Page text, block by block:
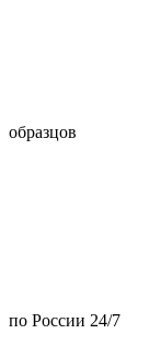
образцов
по России 24/7